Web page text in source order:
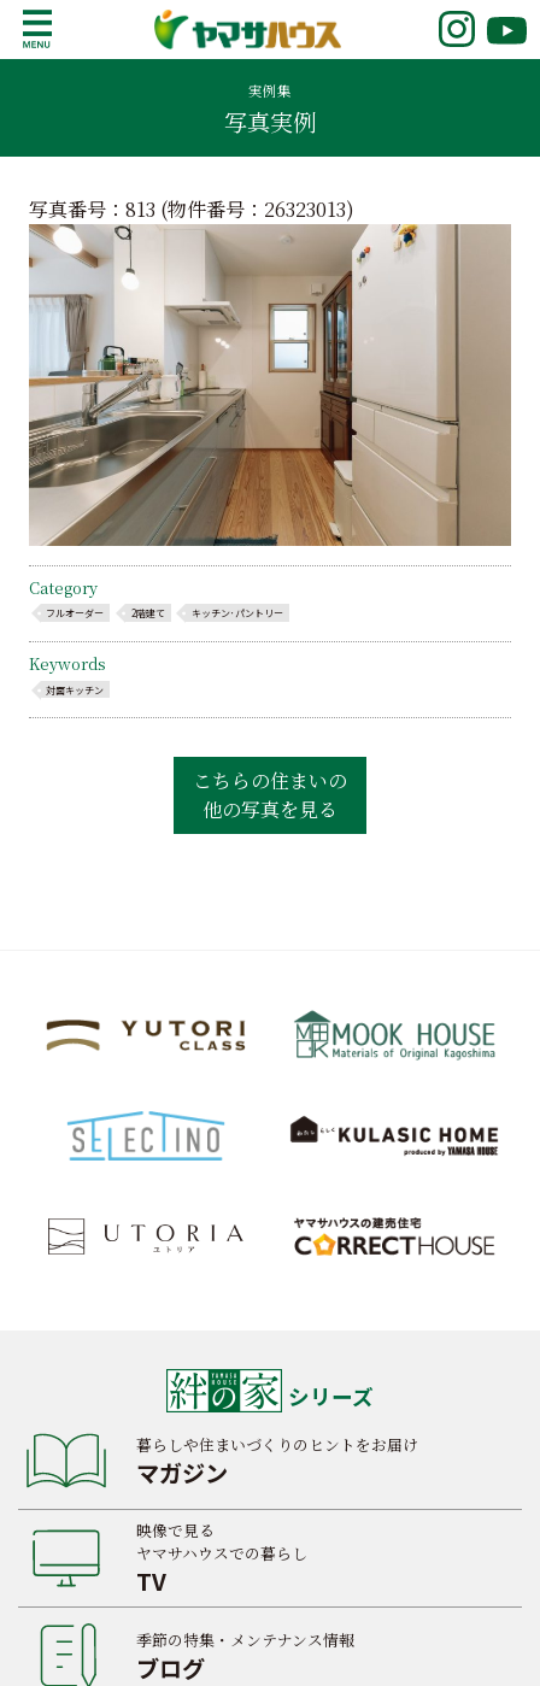
o
鹿児島で注文住宅ならヤマサハウス
新築の注文住宅や建売モデルハウスをお探し
の方はこちら。鹿児島県内で11年連続ナンバ
ーワンの実績を誇る、絆の家でおなじみの
ヤマサハウス。展示場情報や家づくりのこだ
実例集
写真実例
写真番号：813 (物件番号： 26323013)
Category
フルオーダー 2階建て キッチン･パントリー
Keywords
対面キッチン
こちらの住まいの
他の写真を見る
シリーズ
暮らしや住まいづくりのヒントをお届け
マガジン
映像で見る
ヤマサハウスでの暮らし
TV
季節の特集・メンテナンス情報
ブログ